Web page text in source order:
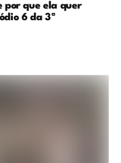
por que ela quer
6 da 3ª